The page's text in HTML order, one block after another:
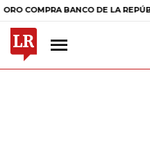
BANCO DE LA REPÚBLICA $